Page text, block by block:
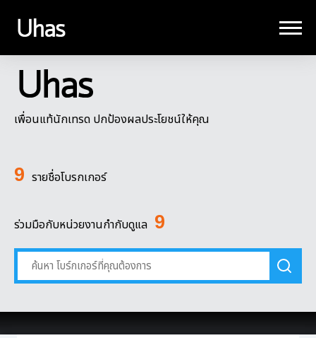
เพื่อนแท้นักเทรด ปกป้องผลประโยชน์ให้คุณ
9 รายชื่อโบรกเกอร์
ร่วมมือกับหน่วยงานกำกับดูแล 9